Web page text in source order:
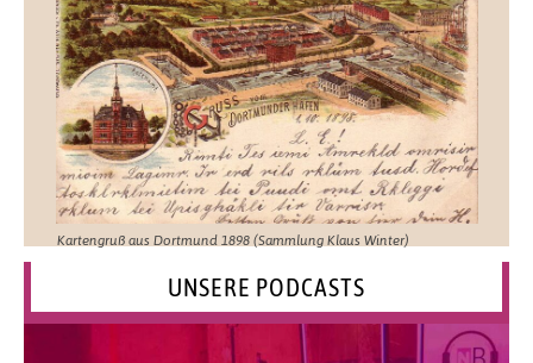
Kartengruß aus Dortmund 1898 (Sammlung Klaus Winter)
UNSERE PODCASTS